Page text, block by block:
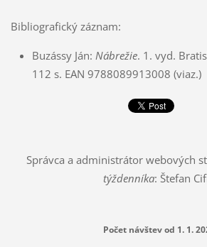
Bibliografický záznam:
Buzássy Ján: Nábrežie. 1. vyd.
112 s. EAN 9788089913008 (viaz.)
Správca a administrátor webových
týždenníka: Štefan
Počet návštev od 1. 1.